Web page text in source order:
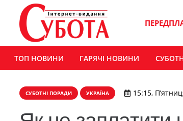
ТОП НОВИНИ ГАРЯЧІ НОВИНИ
СУБОТНІ ПОРАДИ УКРАЇНА 15:15,